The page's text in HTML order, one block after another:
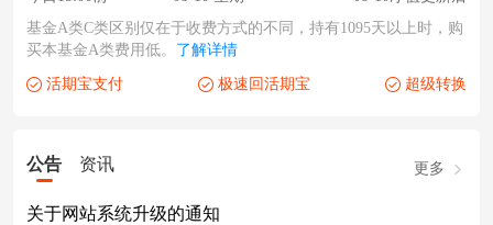
基金A类C类区别仅在于收费方式的不同，持有1095天以上时，购
买本基金A类费用低。 了解详情
活期宝支付 极速回活期宝 超级转换
公告 资讯 更多
关于网站系统升级的通知